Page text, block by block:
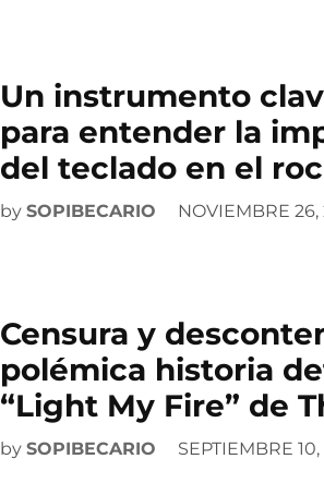
Un instrumento
para entender la
del teclado en el
by SOPIBECARIO NOVIEMBRE 26,
Censura y
polémica historia
“Light My Fire” de
by SOPIBECARIO SEPTIEMBRE